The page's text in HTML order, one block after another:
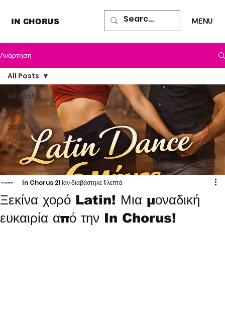
IN CHORUS MENU
Ανάρτηση
All Posts
2025
2026
All Posts
Ξεκίνα χορό Latin! Μια μοναδική
ευκαιρία από την In Chorus!
In Chorus 21 Ιανδιαβάστηκε 1 λεπτά